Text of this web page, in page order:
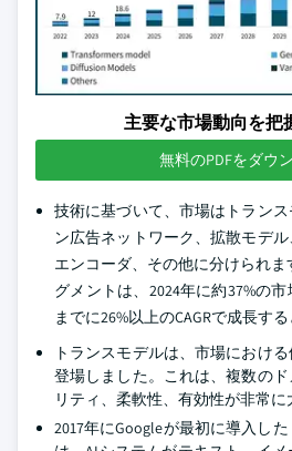
主要な市場動向を把
無料のPDFをダウ
技術に基づいて、市場はトラン
ン広告ネットワーク、拡散モデ
エンコーダ、その他に分けられ
グメントは、2024年に約37%の
までに26%以上のCAGRで成長す
トランスモデルは、市場におけ
登場しました。これは、複数の
リティ、柔軟性、有効性が非常に
2017年にGoogleが最初に導入し